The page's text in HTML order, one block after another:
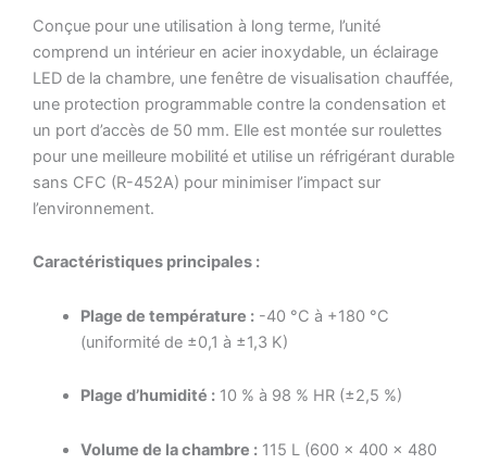
Conçue pour une utilisation à long terme, l’unité
comprend un intérieur en acier inoxydable, un éclairage
LED de la chambre, une fenêtre de visualisation chauffée,
une protection programmable contre la condensation et
un port d’accès de 50 mm. Elle est montée sur roulettes
pour une meilleure mobilité et utilise un réfrigérant durable
sans CFC (R-452A) pour minimiser l’impact sur
l’environnement.
Caractéristiques principales :
Plage de température :-40 °C à +180 °C
(uniformité de ±0,1 à ±1,3 K)
Plage d’humidité :10 % à 98 % HR (±2,5 %)
Volume de la chambre :115 L (600 × 400 × 480